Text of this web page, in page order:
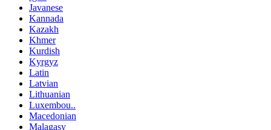
Javanese
Kannada
Kazakh
Khmer
Kurdish
Kyrgyz
Latin
Latvian
Lithuanian
Luxembou..
Macedonian
Malagasy